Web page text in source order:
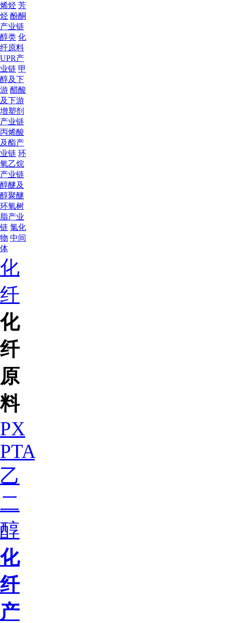
烯烃 芳
烃 酚酮
产业链
醇类 化
纤原料
UPR产
业链 甲
醇及下
游 醋酸
及下游
增塑剂
产业链
丙烯酸
及酯产
业链 环
氧乙烷
产业链
醇醚及
醇聚醚
环氧树
脂产业
链 氯化
物 中间
体
化
纤
化
纤
原
料
PX
PTA
乙
二
醇
化
纤
产